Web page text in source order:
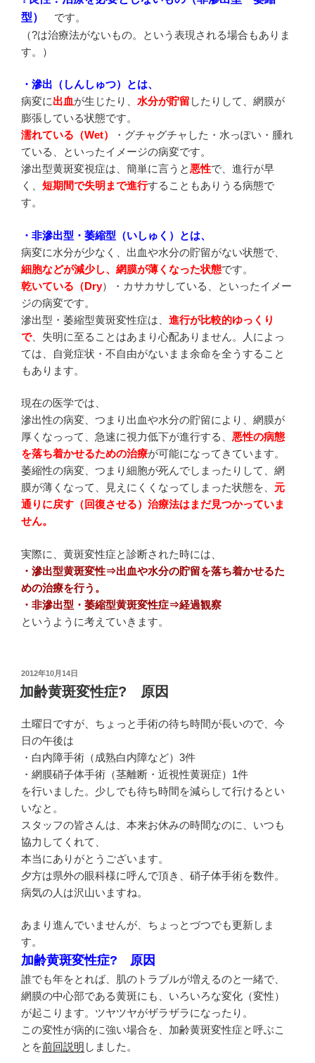
型）
です。
（?は治療法がないもの。という表現される場合もありま
す。）
・滲出（しんしゅつ）とは、
病変に出血が生じたり、 水分が貯留 したりして、網膜が
膨張している状態です。
濡れている（Wet）
・グチャグチャした・水っぽい・腫れ
ている、といったイメージの病変です。
滲出型黄斑変視症は、簡単に言うと 悪性で、進行が早
く、 短期間で失明まで進行することもありうる病態で
す。
・非滲出型・萎縮型（いしゅく）とは、
病変に水分が少なく、出血や水分の貯留がない状態で、
細胞などが減少し、網膜が薄くなった状態です。
乾いている（Dry）・カサカサしている、といったイメー
ジの病変です。
滲出型・萎縮型黄斑変性症は、 進行が比較的ゆっくり
で、失明に至ることはあまり心配ありません。人によっ
ては、自覚症状・不自由がないまま余命を全うすること
もあります。
現在の医学では、
滲出性の病変、つまり出血や水分の貯留により、網膜が
厚くなっって、急速に視力低下が進行する、 悪性の病態
を落ち着かせるための治療が可能になってきています。
萎縮性の病変、つまり細胞が死んでしまったりして、網
膜が薄くなって、見えにくくなってしまった状態を、 元
通りに戻す（回復させる）治療法はまだ見つかっていま
せん。
実際に、黄斑変性症と診断された時には、
・滲出型黄斑変性⇒出血や水分の貯留を落ち着かせるた
めの治療を行う。
・非滲出型・萎縮型黄斑変性症⇒経過観察
というように考えていきます。
投
稿
日:
2012年10月14日
加齢黄斑変性症? 原因
土曜日ですが、ちょっと手術の待ち時間が長いので、今
日の午後は
・白内障手術（成熟白内障など）3件
・網膜硝子体手術（茎離断・近視性黄斑症）1件
を行いました。少しでも待ち時間を減らして行けるとい
いなと。
スタッフの皆さんは、本来お休みの時間なのに、いつも
協力してくれて、
本当にありがとうございます。
夕方は県外の眼科様に呼んで頂き、硝子体手術を数件。
病気の人は沢山いますね。
あまり進んでいませんが、ちょっとづつでも更新しま
す。
加齢黄斑変性症? 原因
誰でも年をとれば、肌のトラブルが増えるのと一緒で、
網膜の中心部である黄斑にも、いろいろな変化（変性）
が起こります。ツヤツヤがザラザラになったり。
この変性が病的に強い場合を、加齢黄斑変性症と呼ぶこ
とを前回説明 しました。